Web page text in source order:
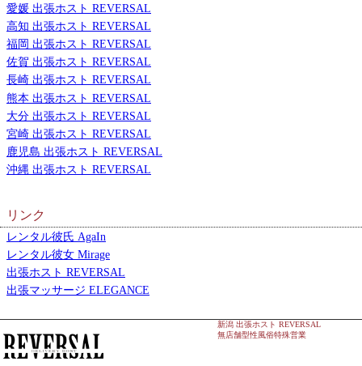
愛媛 出張ホスト REVERSAL
高知 出張ホスト REVERSAL
福岡 出張ホスト REVERSAL
佐賀 出張ホスト REVERSAL
長崎 出張ホスト REVERSAL
熊本 出張ホスト REVERSAL
大分 出張ホスト REVERSAL
宮崎 出張ホスト REVERSAL
鹿児島 出張ホスト REVERSAL
沖縄 出張ホスト REVERSAL
リンク
レンタル彼氏 AgaIn
レンタル彼女 Mirage
出張ホスト REVERSAL
出張マッサージ ELEGANCE
新潟 出張ホスト REVERSAL
無店舗型性風俗特殊営業